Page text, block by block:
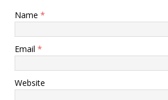
Name *
Email *
Website